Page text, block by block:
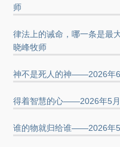
师
律法上的诫命，哪一条是
晓峰牧师
神不是死人的神——2026年
得着智慧的心——2026年5
谁的物就归给谁——2026年